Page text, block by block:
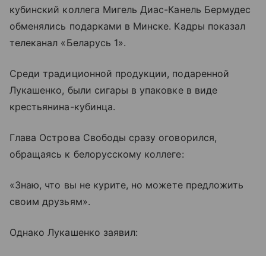
кубинский коллега Мигель Диас-Канель Бермудес
обменялись подарками в Минске. Кадры показал
телеканал «Беларусь 1».
Среди традиционной продукции, подаренной
Лукашенко, были сигары в упаковке в виде
крестьянина-кубинца.
Глава Острова Свободы сразу оговорился,
обращаясь к белорусскому коллеге:
«Знаю, что вы не курите, но можете предложить
своим друзьям».
Однако Лукашенко заявил: